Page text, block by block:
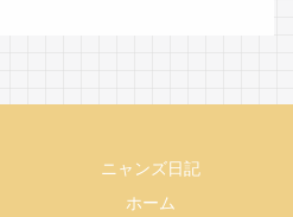
ニャンズ日記
ホーム